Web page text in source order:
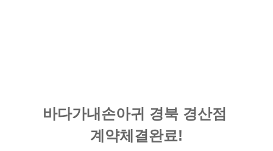
바다가내손아귀 경북 경산점
계약체결완료!